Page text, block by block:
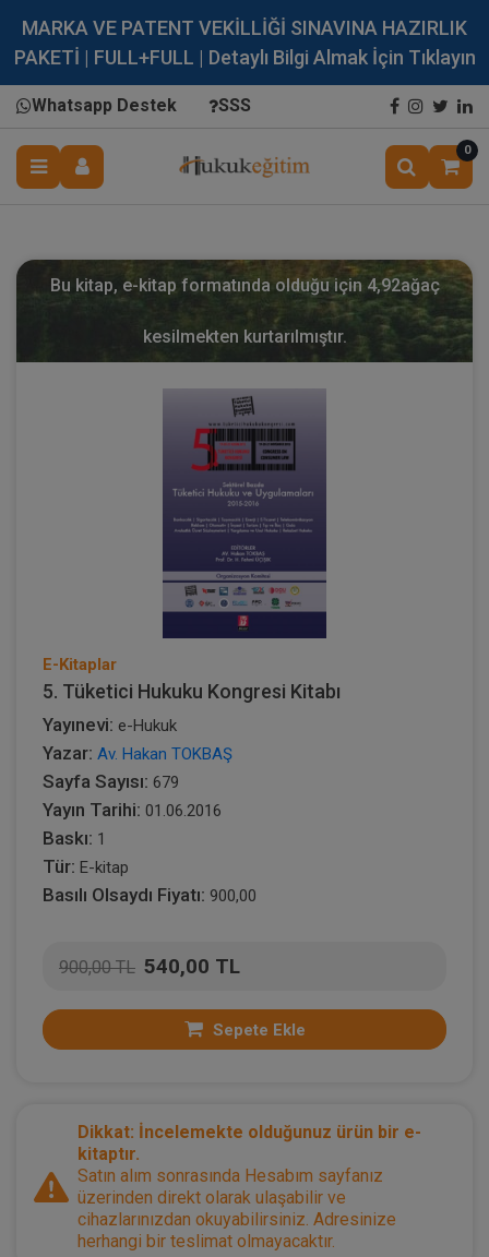
MARKA VE PATENT VEKİLLİĞİ SINAVINA HAZIRLIK
PAKETİ | FULL+FULL | Detaylı Bilgi Almak İçin Tıklayın
Whatsapp Destek SSS
0
Bu kitap, e-kitap formatında olduğu için 4,92ağaç
kesilmekten kurtarılmıştır.
E-Kitaplar
5. Tüketici Hukuku Kongresi Kitabı
Yayınevi: e-Hukuk
Yazar: Av. Hakan TOKBAŞ
Sayfa Sayısı: 679
Yayın Tarihi: 01.06.2016
Baskı: 1
Tür: E-kitap
Basılı Olsaydı Fiyatı: 900,00
900,00 TL 540,00 TL
Sepete Ekle
Dikkat: İncelemekte olduğunuz ürün bir e-
kitaptır.
Satın alım sonrasında Hesabım sayfanız
üzerinden direkt olarak ulaşabilir ve
cihazlarınızdan okuyabilirsiniz. Adresinize
herhangi bir teslimat olmayacaktır.